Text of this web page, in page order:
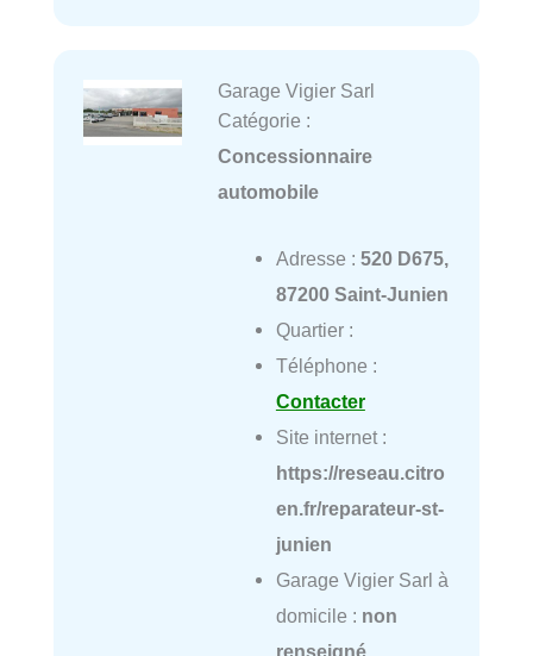
Garage Vigier Sarl
Catégorie :
Concessionnaire
automobile
Adresse : 520 D675,
87200 Saint-Junien
Quartier :
Téléphone :
Contacter
Site internet :
https://reseau.citro
en.fr/reparateur-st-
junien
Garage Vigier Sarl à
domicile : non
renseigné